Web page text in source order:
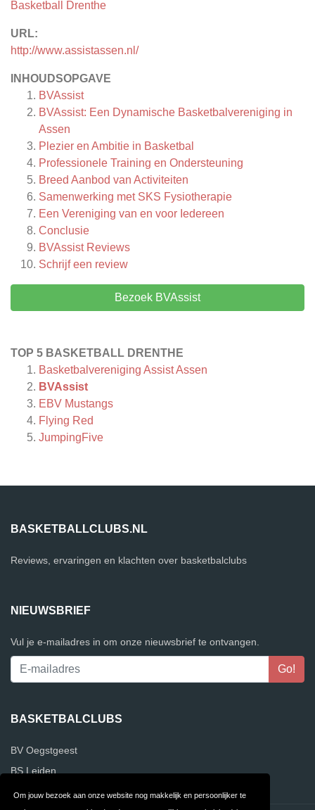
Om jouw bezoek aan onze website nog makkelijk en persoonlijker te
Basketball Drenthe
URL:
http://www.assistassen.nl/
INHOUDSOPGAVE
BVAssist
BVAssist: Een Dynamische Basketbalvereniging in
Assen
Plezier en Ambitie in Basketbal
Professionele Training en Ondersteuning
Breed Aanbod van Activiteiten
Samenwerking met SKS Fysiotherapie
Een Vereniging van en voor Iedereen
Conclusie
BVAssistReviews
Schrijf een review
Bezoek BVAssist
TOP 5 BASKETBALL DRENTHE
Basketbalvereniging Assist Assen
BVAssist
EBV Mustangs
Flying Red
JumpingFive
BASKETBALLCLUBS.NL
Reviews, ervaringen en klachten over basketbalclubs
NIEUWSBRIEF
Vul je e-mailadres in om onze nieuwsbrief te ontvangen.
BASKETBALCLUBS
BV Oegstgeest
BS Leiden